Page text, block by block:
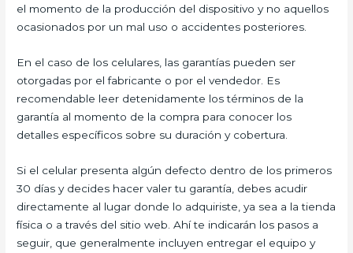
el momento de la producción del dispositivo y no aquellos
ocasionados por un mal uso o accidentes posteriores.
En el caso de los celulares, las garantías pueden ser
otorgadas por el fabricante o por el vendedor. Es
recomendable leer detenidamente los términos de la
garantía al momento de la compra para conocer los
detalles específicos sobre su duración y cobertura.
Si el celular presenta algún defecto dentro de los primeros
30 días y decides hacer valer tu garantía, debes acudir
directamente al lugar donde lo adquiriste, ya sea a la tienda
física o a través del sitio web. Ahí te indicarán los pasos a
seguir, que generalmente incluyen entregar el equipo y